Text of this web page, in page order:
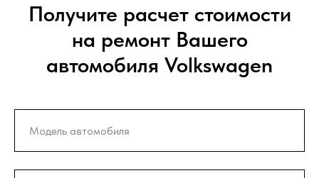
Получите расчет стоимости
на ремонт Вашего
автомобиля Volkswagen